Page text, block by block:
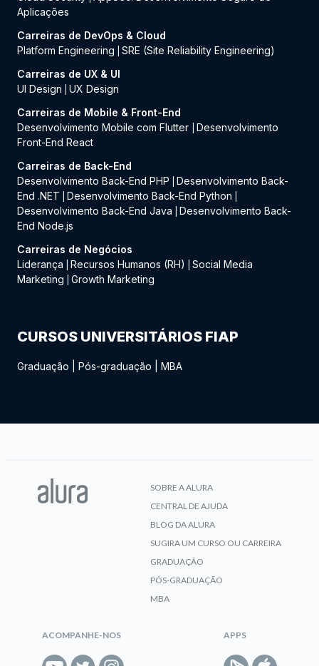
Aplicações
Carreiras de DevOps & Cloud
Platform Engineering
SRE (Site Reliability Engineering)
Carreiras de UX & UI
UI Design
UX Design
Carreiras de Mobile & Front-End
Desenvolvimento Mobile com Flutter
Desenvolvimento
Front-End React
Carreiras de Back-End
Desenvolvimento Back-End PHP
Desenvolvimento Back-
End .NET
Desenvolvimento Back-End Python
Desenvolvimento Back-End Java
Desenvolvimento Back-
End Node.js
Carreiras de Negócios
Liderança
Recursos Humanos (RH)
Social Media
Marketing
Growth Marketing
CURSOS UNIVERSITÁRIOS FIAP
Graduação Pós-graduação MBA
SOBRE A ALURA
CENTRAL DE AJUDA
BLOG DA ALURA
SUGIRA UM CURSO OU CARREIRA
GRADUAÇÃO
PÓS-GRADUAÇÃO
MBA
ACOMPANHE-NOS APPS